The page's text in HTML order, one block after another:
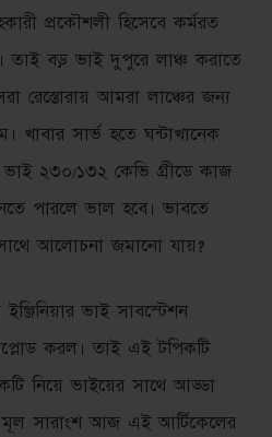
প্রকৌশলী হিসেবে কর্মরত
তাই বড় ভাই দুপুরে লাঞ্চ করাতে
রেস্তোরায় আমরা লাঞ্চের জন্য
খাবার সার্ভ হতে ঘন্টাখানেক
২৩০/১৩২ কেভি গ্রীডে কাজ
পারলে ভাল হবে। ভাবতে
আলোচনা জমানো যায়?
ভাই সাবস্টেশন
করল। তাই এই টপিকটি
নিয়ে ভাইয়ের সাথে আড্ডা
সারাংশ আজ এই আর্টিকেলের